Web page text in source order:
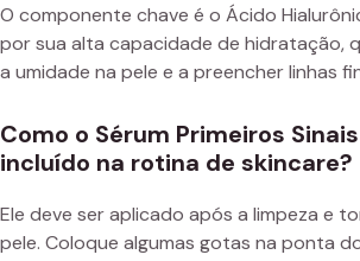
O componente chave é o Ácido
por sua alta capacidade de hidratação,
a umidade na pele e a preencher linhas
Como o Sérum Primeiros
incluído na rotina de skincare?
Ele deve ser aplicado após a limpeza e
pele. Coloque algumas gotas na ponta